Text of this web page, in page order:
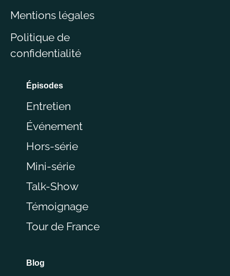
Mentions légales
Politique de
confidentialité
Épisodes
Entretien
Événement
Hors-série
Mini-série
Talk-Show
Témoignage
Tour de France
Blog